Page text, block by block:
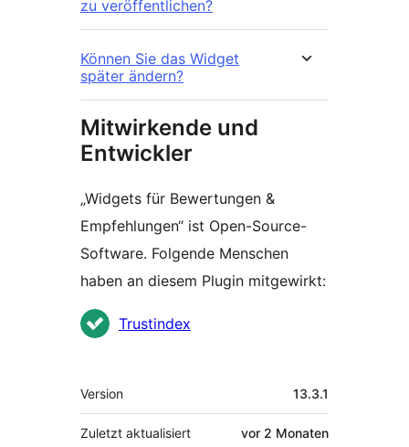
zu veröffentlichen?
Können Sie das Widget
später ändern?
Mitwirkende und
Entwickler
„Widgets für Bewertungen &
Empfehlungen“ ist Open-Source-
Software. Folgende Menschen
haben an diesem Plugin mitgewirkt:
Mitwirkende
Trustindex
Meta
Version 13.3.1
Zuletzt aktualisiert vor 2 Monaten